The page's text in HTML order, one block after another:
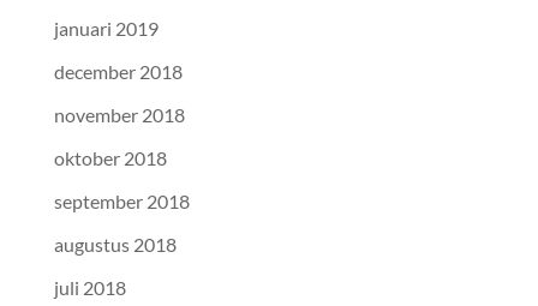
januari 2019
december 2018
november 2018
oktober 2018
september 2018
augustus 2018
juli 2018